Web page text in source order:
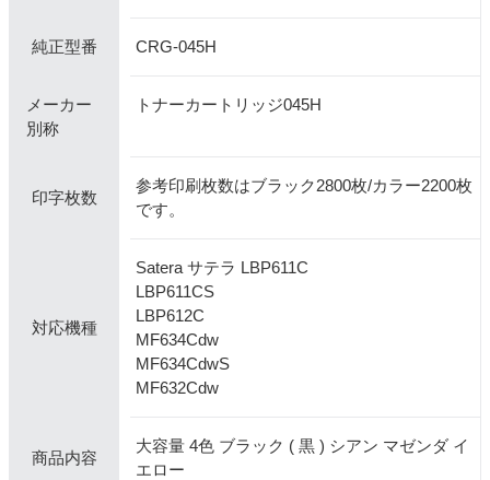
純正型番 CRG-045H
メーカー
別称
トナーカートリッジ045H
印字枚数
参考印刷枚数はブラック2800枚/カラー2200枚
です。
対応機種
Satera サテラ LBP611C
LBP611CS
LBP612C
MF634Cdw
MF634CdwS
MF632Cdw
商品内容
大容量 4色 ブラック ( 黒 ) シアン マゼンダ イ
エロー